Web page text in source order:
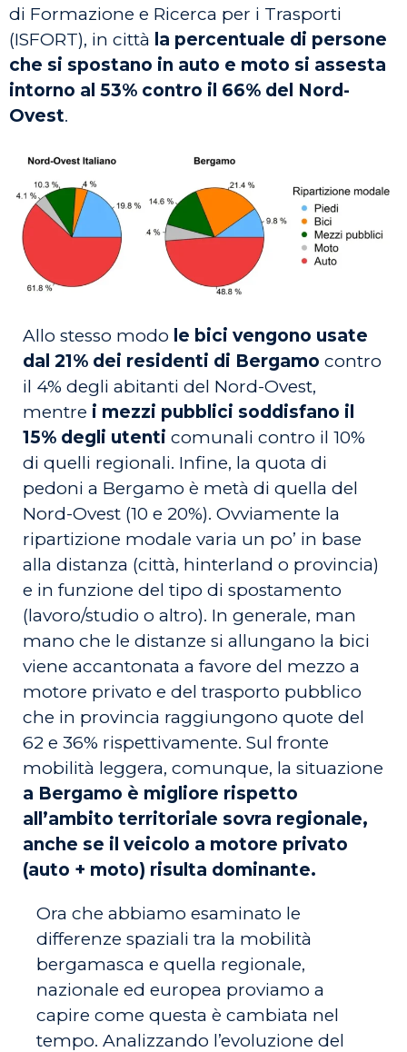
di Formazione e Ricerca per i Trasporti
(ISFORT), in città la percentuale di persone
che si spostano in auto e moto si assesta
intorno al 53% contro il 66% del Nord-
Ovest.
Allo stesso modo le bici vengono usate
dal 21% dei residenti di Bergamo contro
il 4% degli abitanti del Nord-Ovest,
mentre i mezzi pubblici soddisfano il
15% degli utenti comunali contro il 10%
di quelli regionali. Infine, la quota di
pedoni a Bergamo è metà di quella del
Nord-Ovest (10 e 20%). Ovviamente la
ripartizione modale varia un po’ in base
alla distanza (città, hinterland o provincia)
e in funzione del tipo di spostamento
(lavoro/studio o altro). In generale, man
mano che le distanze si allungano la bici
viene accantonata a favore del mezzo a
motore privato e del trasporto pubblico
che in provincia raggiungono quote del
62 e 36% rispettivamente. Sul fronte
mobilità leggera, comunque, la situazione
a Bergamo è migliore rispetto
all’ambito territoriale sovra regionale,
anche se il veicolo a motore privato
(auto + moto) risulta dominante.
Ora che abbiamo esaminato le
differenze spaziali tra la mobilità
bergamasca e quella regionale,
nazionale ed europea proviamo a
capire come questa è cambiata nel
tempo. Analizzando l’evoluzione del